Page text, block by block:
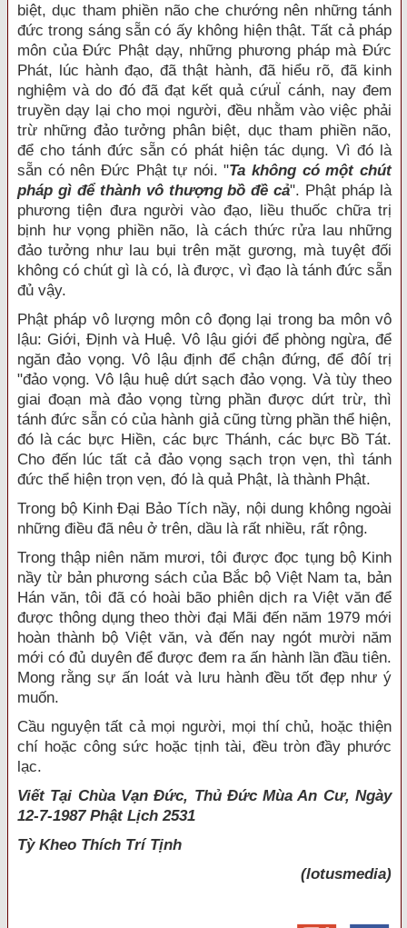
biệt, dục tham phiền não che chướng nên những tánh
đức trong sáng sẵn có ấy không hiện thật. Tất cả pháp
môn của Đức Phật dạy, những phương pháp mà Đức
Phát, lúc hành đạo, đã thật hành, đã hiểu rõ, đã kinh
nghiệm và do đó đã đạt kết quả cứuÏ cánh, nay đem
truyền dạy lại cho mọi người, đều nhằm vào việc phải
trừ những đảo tưởng phân biệt, dục tham phiền não,
để cho tánh đức sẵn có phát hiện tác dụng. Vì đó là
sẵn có nên Đức Phật tự nói. "Ta không có một chút
pháp gì để thành vô thượng bồ đề cả". Phật pháp là
phương tiện đưa người vào đạo, liều thuốc chữa trị
bịnh hư vọng phiền não, là cách thức rửa lau những
đảo tưởng như lau bụi trên mặt gương, mà tuyệt đối
không có chút gì là có, là được, vì đạo là tánh đức sẵn
đủ vậy.
Phật pháp vô lượng môn cô đọng lại trong ba môn vô
lậu: Giới, Định và Huệ. Vô lậu giới để phòng ngừa, để
ngăn đảo vọng. Vô lậu định để chận đứng, để đôí trị
"đảo vọng. Vô lậu huệ dứt sạch đảo vọng. Và tùy theo
giai đoạn mà đảo vọng từng phần được dứt trừ, thì
tánh đức sẵn có của hành giả cũng từng phần thể hiện,
đó là các bực Hiền, các bực Thánh, các bực Bồ Tát.
Cho đến lúc tất cả đảo vọng sạch trọn vẹn, thì tánh
đức thể hiện trọn vẹn, đó là quả Phật, là thành Phật.
Trong bộ Kinh Đại Bảo Tích nầy, nội dung không ngoài
những điều đã nêu ở trên, dầu là rất nhiều, rất rộng.
Trong thập niên năm mươi, tôi được đọc tụng bộ Kinh
nầy từ bản phương sách của Bắc bộ Việt Nam ta, bản
Hán văn, tôi đã có hoài bão phiên dịch ra Việt văn để
được thông dụng theo thời đại Mãi đến năm 1979 mới
hoàn thành bộ Việt văn, và đến nay ngót mười năm
mới có đủ duyên để được đem ra ấn hành lần đầu tiên.
Mong rằng sự ấn loát và lưu hành đều tốt đẹp như ý
muốn.
Cầu nguyện tất cả mọi người, mọi thí chủ, hoặc thiện
chí hoặc công sức hoặc tịnh tài, đều tròn đầy phước
lạc.
Viết Tại Chùa Vạn Đức, Thủ Đức Mùa An Cư, Ngày
12-7-1987 Phật Lịch 2531
Tỳ Kheo Thích Trí Tịnh
(lotusmedia)